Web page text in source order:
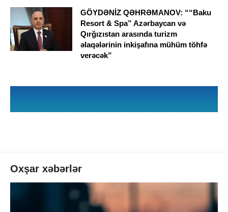
GÖYDƏNİZ QƏHRƏMANOV: ““Baku
Resort & Spa” Azərbaycan və
Qırğızıstan arasında turizm
əlaqələrinin inkişafına mühüm töhfə
verəcək”
Oxşar xəbərlər